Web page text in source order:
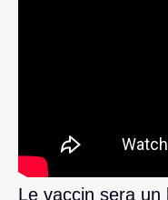
Le vaccin sera un